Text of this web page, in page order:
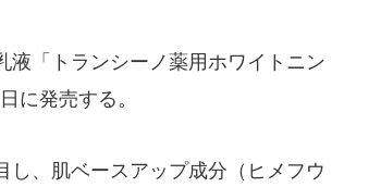
液「トランシーノ薬用ホワイトニン
に発売する。
、肌ベースアップ成分（ヒメフウ